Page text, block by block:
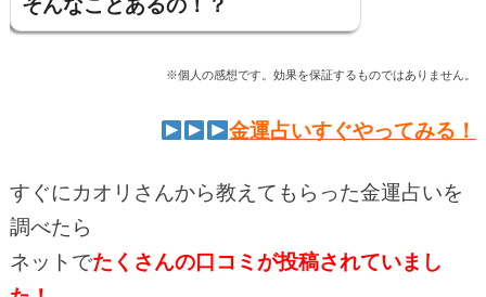
※個人の感想です。効果を保証するものではありません。
金運占いすぐやってみる！
すぐにカオリさんから教えてもらった金運占いを
調べたら
ネットでたくさんの口コミが投稿されていまし